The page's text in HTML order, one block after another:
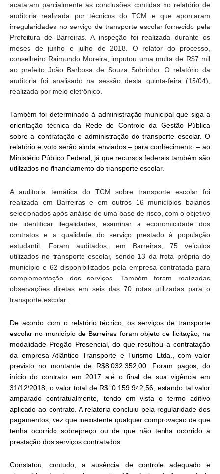
acataram parcialmente as conclusões contidas no relatório de
auditoria realizada por técnicos do TCM e que apontaram
irregularidades no serviço de transporte escolar fornecido pela
Prefeitura de Barreiras. A inspeção foi realizada durante os
meses de junho e julho de 2018. O relator do processo,
conselheiro Raimundo Moreira, imputou uma multa de R$7 mil
ao prefeito João Barbosa de Souza Sobrinho. O relatório da
auditoria foi analisado na sessão desta quinta-feira (15/04),
realizada por meio eletrônico.
Também foi determinado à administração municipal que siga a
orientação técnica da Rede de Controle da Gestão Pública
sobre a contratação e administração do transporte escolar. O
relatório e voto serão ainda enviados – para conhecimento – ao
Ministério Público Federal, já que recursos federais também são
utilizados no financiamento do transporte escolar.
A auditoria temática do TCM sobre transporte escolar foi
realizada em Barreiras e em outros 16 municípios baianos
selecionados após análise de uma base de risco, com o objetivo
de identificar ilegalidades, examinar a economicidade dos
contratos e a qualidade do serviço prestado à população
estudantil. Foram auditados, em Barreiras, 75 veículos
utilizados no transporte escolar, sendo 13 da frota própria do
município e 62 disponibilizados pela empresa contratada para
complementação dos serviços. Também foram realizadas
observações diretas em seis das 70 rotas utilizadas para o
transporte escolar.
De acordo com o relatório técnico, os serviços de transporte
escolar no município de Barreiras foram objeto de licitação, na
modalidade Pregão Presencial, do que resultou a contratação
da empresa Atlântico Transporte e Turismo Ltda., com valor
previsto no montante de R$8.032.352,00. Foram pagos, do
início do contrato em 2017 até o final de sua vigência em
31/12/2018, o valor total de R$10.159.942,56, estando tal valor
amparado contratualmente, tendo em vista o termo aditivo
aplicado ao contrato. A relatoria concluiu pela regularidade dos
pagamentos, vez que inexistente qualquer comprovação de que
tenha ocorrido sobrepreço ou de que não tenha ocorrido a
prestação dos serviços contratados.
Constatou, contudo, a ausência de controle adequado e